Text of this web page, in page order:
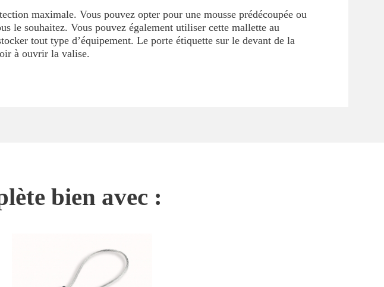
maximale. Vous pouvez opter pour une mousse prédécoupée ou
le souhaitez. Vous pouvez également utiliser cette mallette au
tout type d’équipement. Le porte étiquette sur le devant de la
à ouvrir la valise.
bien avec :